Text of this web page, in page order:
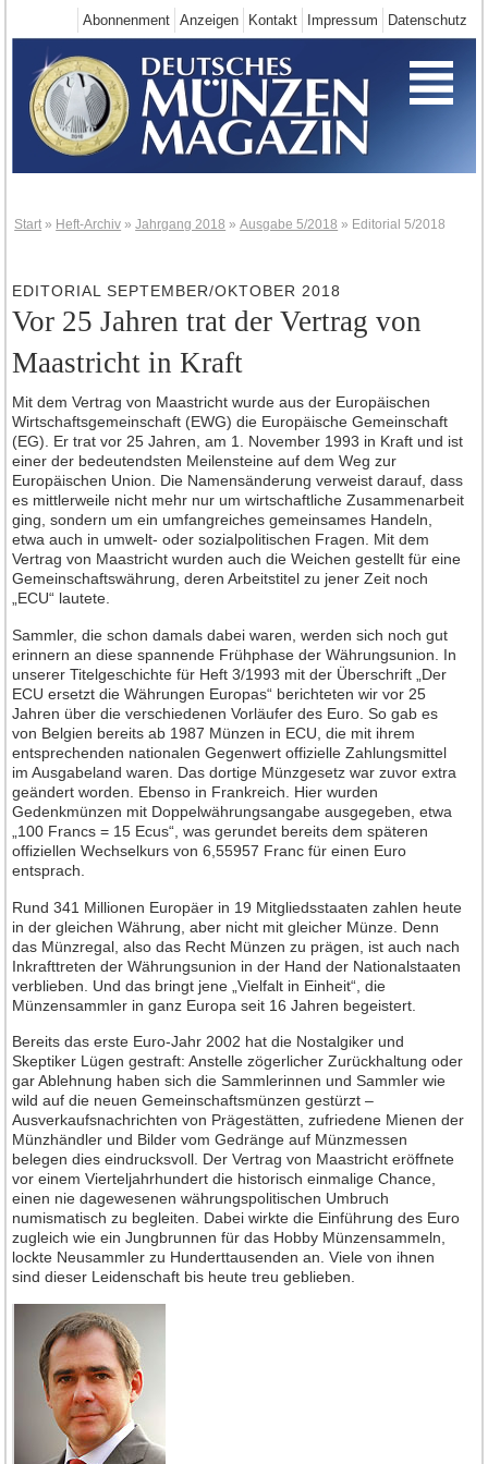
Datenschutz
Impressum
Kontakt
Anzeigen
Abonnenment
Deutschland-Neuheiten
Neuheiten 2025
Neuheiten 2024
Neuheiten 2022
Neuheiten 2020
Neuheiten 2019
Neuheiten 2018
Neuheiten 2016
Neuheiten 2015
Neuheiten 2014
Neuheiten 2013
Neuheiten 2012
Neuheiten 2011
Neuheiten 2009
Neuheiten 2008
Neuheiten 2007
Neuheiten 2006
Neuheiten 2005
Neuheiten 2004
Neuheiten 2003
Neuheiten 2002
Heft-Archiv
Jahrgang 2015
Jahrgang 2016
Jahrgang 2017
Jahrgang 2018
Jahrgang 2019
Jahrgang 2020
Jahrgang 2021
Jahrgang 2022
Jahrgang 2023
Jahrgang 2024
Jahrgang 2025
Jahrgang 2026
Leserforum
Leserservice
Abonnement
Anzeigen
Start » Heft-Archiv »Jahrgang 2018 »Ausgabe 5/2018 » Editorial 5/2018
EDITORIAL SEPTEMBER/OKTOBER 2018
Vor 25 Jahren trat der Vertrag von
Maastricht in Kraft
Mit dem Vertrag von Maastricht wurde aus der Europäischen
Wirtschaftsgemeinschaft (EWG) die Europäische Gemeinschaft
(EG). Er trat vor 25 Jahren, am 1. November 1993 in Kraft und ist
einer der bedeutendsten Meilensteine auf dem Weg zur
Europäischen Union. Die Namensänderung verweist darauf, dass
es mittlerweile nicht mehr nur um wirtschaftliche Zusammenarbeit
ging, sondern um ein umfangreiches gemeinsames Handeln,
etwa auch in umwelt- oder sozialpolitischen Fragen. Mit dem
Vertrag von Maastricht wurden auch die Weichen gestellt für eine
Gemeinschaftswährung, deren Arbeitstitel zu jener Zeit noch
„ECU“ lautete.
Sammler, die schon damals dabei waren, werden sich noch gut
erinnern an diese spannende Frühphase der Währungsunion. In
unserer Titelgeschichte für Heft 3/1993 mit der Überschrift „Der
ECU ersetzt die Währungen Europas“ berichteten wir vor 25
Jahren über die verschiedenen Vorläufer des Euro. So gab es
von Belgien bereits ab 1987 Münzen in ECU, die mit ihrem
entsprechenden nationalen Gegenwert offizielle Zahlungsmittel
im Ausgabeland waren. Das dortige Münzgesetz war zuvor extra
geändert worden. Ebenso in Frankreich. Hier wurden
Gedenkmünzen mit Doppelwährungsangabe ausgegeben, etwa
„100 Francs = 15 Ecus“, was gerundet bereits dem späteren
offiziellen Wechselkurs von 6,55957 Franc für einen Euro
entsprach.
Rund 341 Millionen Europäer in 19 Mitgliedsstaaten zahlen heute
in der gleichen Währung, aber nicht mit gleicher Münze. Denn
das Münzregal, also das Recht Münzen zu prägen, ist auch nach
Inkrafttreten der Währungsunion in der Hand der Nationalstaaten
verblieben. Und das bringt jene „Vielfalt in Einheit“, die
Münzensammler in ganz Europa seit 16 Jahren begeistert.
Bereits das erste Euro-Jahr 2002 hat die Nostalgiker und
Skeptiker Lügen gestraft: Anstelle zögerlicher Zurückhaltung oder
gar Ablehnung haben sich die Sammlerinnen und Sammler wie
wild auf die neuen Gemeinschaftsmünzen gestürzt –
Ausverkaufsnachrichten von Prägestätten, zufriedene Mienen der
Münzhändler und Bilder vom Gedränge auf Münzmessen
belegen dies eindrucksvoll. Der Vertrag von Maastricht eröffnete
vor einem Vierteljahrhundert die historisch einmalige Chance,
einen nie dagewesenen währungspolitischen Umbruch
numismatisch zu begleiten. Dabei wirkte die Einführung des Euro
zugleich wie ein Jungbrunnen für das Hobby Münzensammeln,
lockte Neusammler zu Hunderttausenden an. Viele von ihnen
sind dieser Leidenschaft bis heute treu geblieben.